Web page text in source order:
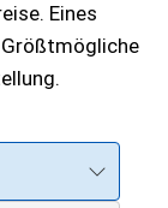
Eines
Größtmögliche